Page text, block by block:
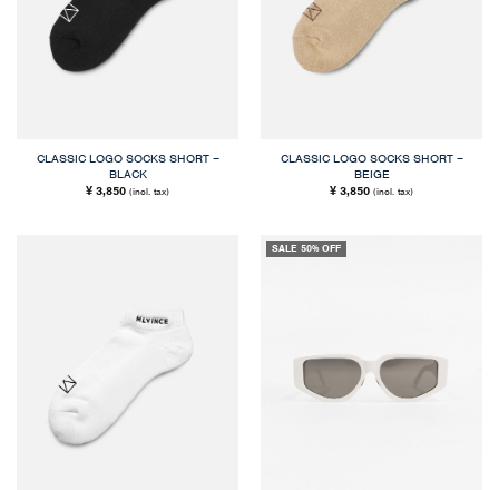
CLASSIC LOGO SOCKS SHORT –
BLACK
¥ 3,850 (incl. tax)
CLASSIC LOGO SOCKS SHORT –
BEIGE
¥ 3,850 (incl. tax)
SALE 50% OFF